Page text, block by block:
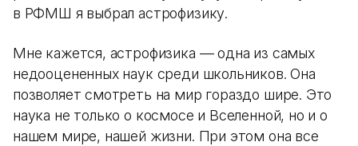
в РФМШ я выбрал астрофизику.
Мне кажется, астрофизика — одна из самых
недооцененных наук среди школьников. Она
позволяет смотреть на мир гораздо шире. Это
наука не только о космосе и Вселенной, но и о
нашем мире, нашей жизни. При этом она все